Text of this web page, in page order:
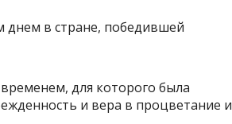
днем в стране, победившей
для которого была
и вера в процветание и